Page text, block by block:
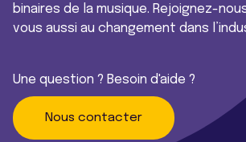
binaires de la musique. Rejoignez-
vous aussi au changement dans
Une question ? Besoin d'aide ?
Nous contacter